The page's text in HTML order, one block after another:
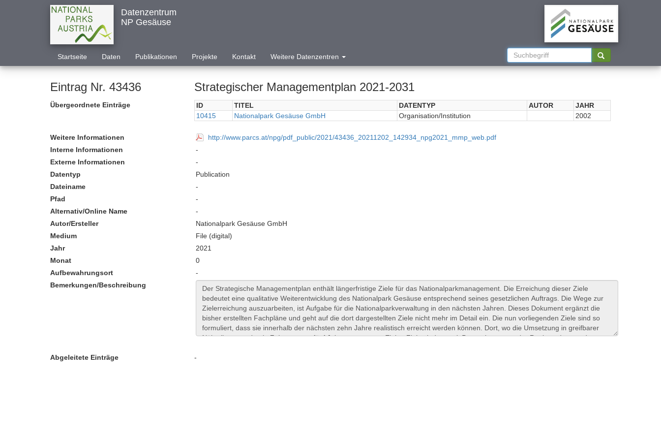
Datenzentrum
NP Gesäuse
Startseite Daten Publikationen Projekte Kontakt Weitere Datenzentren
Eintrag Nr. 43436 Strategischer Managementplan 2021-2031
Übergeordnete Einträge ID TITEL DATENTYP AUTOR
JAHR
10415
Nationalpark Gesäuse GmbH Organisation/Institution 2002
Weitere Informationen
http://www.parcs.at/npg/pdf_public/2021/43436_20211202_142934_npg2021_mmp_web.pdf
Interne Informationen
-
Externe Informationen
-
Datentyp
Publication
Dateiname
-
Pfad
-
Alternativ/Online Name
-
Autor/Ersteller
Nationalpark Gesäuse GmbH
Medium
File (digital)
Jahr
2021
Monat
0
Aufbewahrungsort
-
Bemerkungen/Beschreibung
Abgeleitete Einträge -